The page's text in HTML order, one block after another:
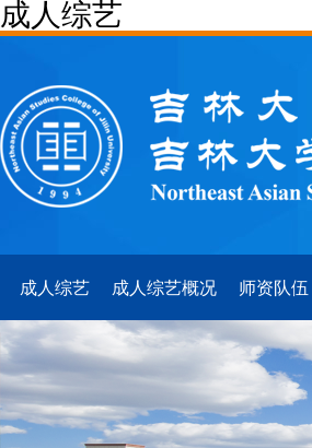
成人综艺
成人综艺 成人综艺概况 师资队伍